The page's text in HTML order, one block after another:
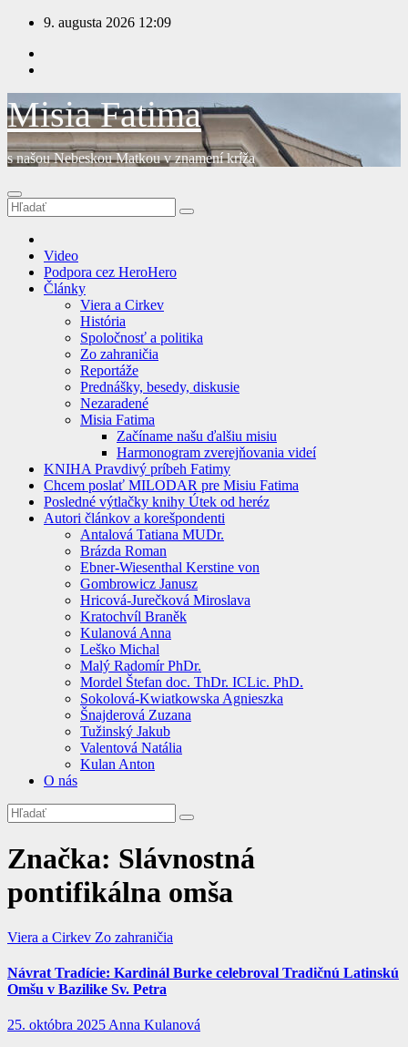
Prejsť
obsah
9. augusta 2026 12:09
Misia Fatima
s našou Nebeskou Matkou v znamení kríža
Video
Podpora cez HeroHero
Články
Viera a Cirkev
História
Spoločnosť a politika
Zo zahraničia
Reportáže
Prednášky, besedy, diskusie
Nezaradené
Misia Fatima
Začíname našu ďalšiu misiu
Harmonogram zverejňovania videí
KNIHA Pravdivý príbeh Fatimy
Chcem poslať MILODAR pre Misiu Fatima
Posledné výtlačky knihy Útek od heréz
Autori článkov a korešpondenti
Antalová Tatiana MUDr.
Brázda Roman
Ebner-Wiesenthal Kerstine von
Gombrowicz Janusz
Hricová-Jurečková Miroslava
Kratochvíl Braněk
Kulanová Anna
Leško Michal
Malý Radomír PhDr.
Mordel Štefan doc. ThDr. ICLic. PhD.
Sokolová-Kwiatkowska Agnieszka
Šnajderová Zuzana
Tužinský Jakub
Valentová Natália
Kulan Anton
O nás
Značka: Slávnostná
pontifikálna omša
Viera a Cirkev Zo zahraničia
Návrat Tradície: Kardinál Burke celebroval Tradičnú Latinskú
Omšu v Bazilike Sv. Petra
25. októbra 2025Anna Kulanová